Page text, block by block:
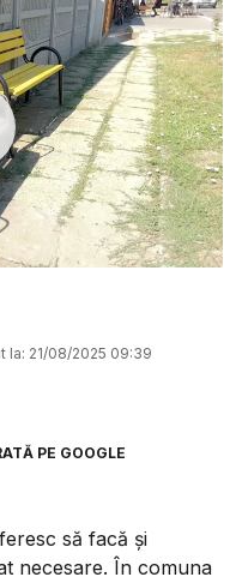
la: 21/08/2025 09:39
PE GOOGLE
să facă și
necesare. În comuna